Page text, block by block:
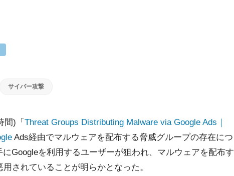
サイバー攻撃
間)「 Threat Groups Distributing Malware via Google Ads｜
Ads経由でマルウェアを配布する脅威グループの存在につ
Googleを利用するユーザーが狙われ、マルウェアを配布す
されていることが明らかとなった。